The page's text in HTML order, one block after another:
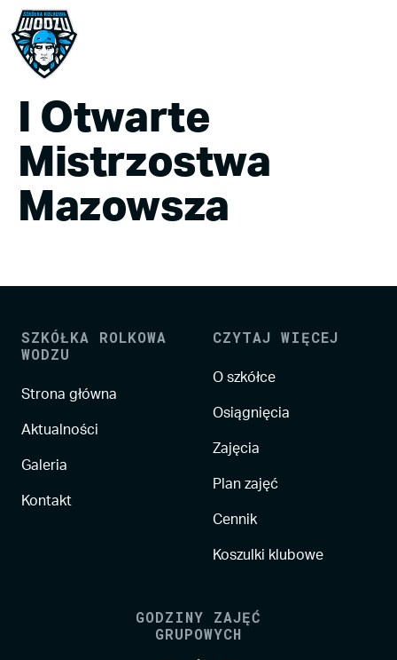
I Otwarte
Mistrzostwa
Mazowsza
SZKÓŁKA ROLKOWA
WODZU
Strona główna
Aktualności
Galeria
Kontakt
CZYTAJ WIĘCEJ
O szkółce
Osiągnięcia
Zajęcia
Plan zajęć
Cennik
Koszulki klubowe
GODZINY ZAJĘĆ
GRUPOWYCH